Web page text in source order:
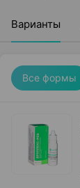
Варианты
Все формы